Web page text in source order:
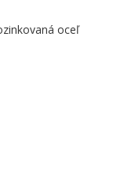
oceľ